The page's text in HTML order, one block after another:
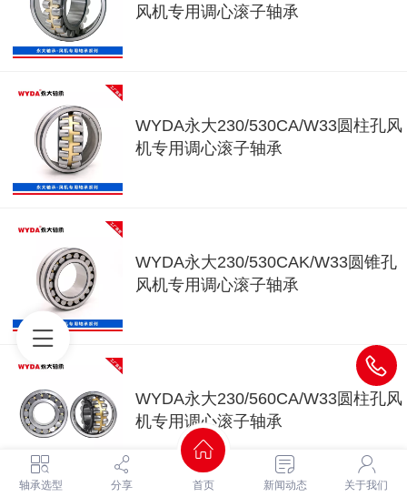
风机专用调心滚子轴承
WYDA永大230/530CA/W33圆柱孔风
机专用调心滚子轴承
WYDA永大230/530CAK/W33圆锥孔
风机专用调心滚子轴承
WYDA永大230/560CA/W33圆柱孔风
机专用调心滚子轴承
轴承选型 分享 首页 新闻动态 关于我们